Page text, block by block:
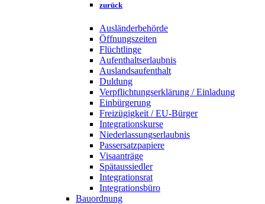
zurück
Ausländerbehörde
Öffnungszeiten
Flüchtlinge
Aufenthaltserlaubnis
Auslandsaufenthalt
Duldung
Verpflichtungserklärung / Einladung
Einbürgerung
Freizügigkeit / EU-Bürger
Integrationskurse
Niederlassungserlaubnis
Passersatzpapiere
Visaanträge
Spätaussiedler
Integrationsrat
Integrationsbüro
Bauordnung